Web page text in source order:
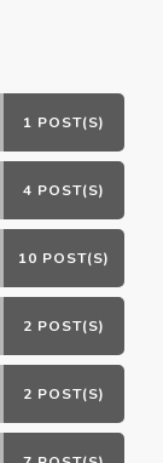
1 POST(S)
4 POST(S)
10 POST(S)
2 POST(S)
2 POST(S)